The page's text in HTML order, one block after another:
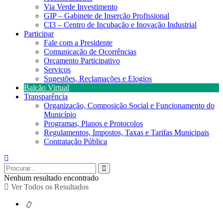
Via Verde Investimento
GIP – Gabinete de Inserção Profissional
CI3 – Centro de Incubação e Inovação Industrial
Participar
Fale com a Presidente
Comunicação de Ocorrências
Orçamento Participativo
Serviços
Sugestões, Reclamações e Elogios
Balcão Virtual
Transparência
Organização, Composição Social e Funcionamento do
Município
Programas, Planos e Protocolos
Regulamentos, Impostos, Taxas e Tarifas Municipais
Contratação Pública
Nenhum resultado encontrado
Ver Todos os Resultados